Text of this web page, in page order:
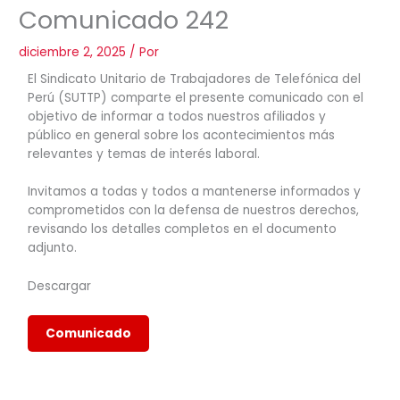
Comunicado 242
diciembre 2, 2025 / Por
El Sindicato Unitario de Trabajadores de Telefónica del
Perú (SUTTP) comparte el presente comunicado con el
objetivo de informar a todos nuestros afiliados y
público en general sobre los acontecimientos más
relevantes y temas de interés laboral.
Invitamos a todas y todos a mantenerse informados y
comprometidos con la defensa de nuestros derechos,
revisando los detalles completos en el documento
adjunto.
Descargar
Comunicado